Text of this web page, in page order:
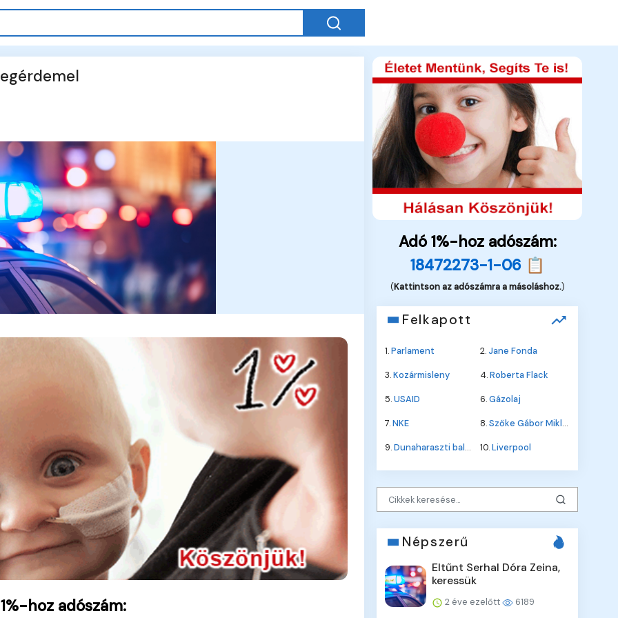
hoz adószám:
Adó 1%-hoz adószám:
18472273-1-06 📋
(Kattintson az adószámra a másoláshoz.)
Felkapott
1.Parlament 2.Jane Fonda
3.Kozármisleny 4.Roberta Flack
5.USAID 6.Gázolaj
7.NKE 8.Szőke Gábor Miklós
9.Dunaharaszti baleset 10.Liverpool
Népszerű
Eltűnt Serhal Dóra Zeina,
keressük
2 éve ezelőtt 6189